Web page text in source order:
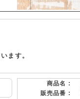
ます。
商品名 :
販売品番 :